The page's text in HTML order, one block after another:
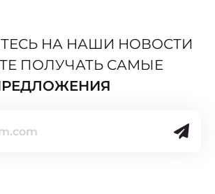
НА НАШИ НОВОСТИ
ПОЛУЧАТЬ САМЫЕ